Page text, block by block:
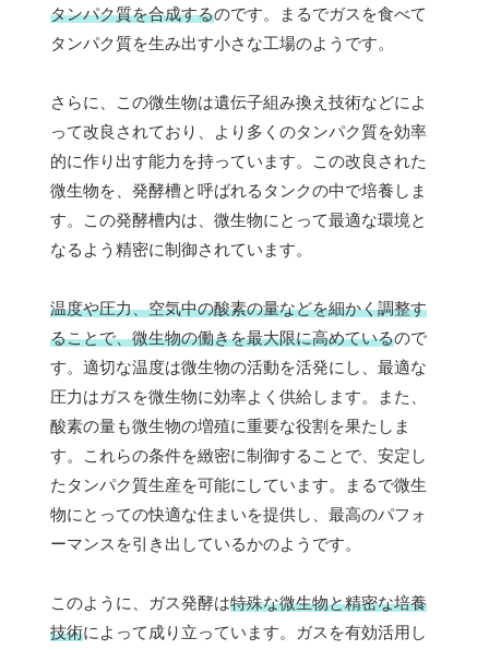
タンパク質を合成するのです。まるでガスを食べて
タンパク質を生み出す小さな工場のようです。
さらに、この微生物は遺伝子組み換え技術などによ
って改良されており、より多くのタンパク質を効率
的に作り出す能力を持っています。この改良された
微生物を、発酵槽と呼ばれるタンクの中で培養しま
す。この発酵槽内は、微生物にとって最適な環境と
なるよう精密に制御されています。
温度や圧力、空気中の酸素の量などを細かく調整す
ることで、微生物の働きを最大限に高めているので
す。適切な温度は微生物の活動を活発にし、最適な
圧力はガスを微生物に効率よく供給します。また、
酸素の量も微生物の増殖に重要な役割を果たしま
す。これらの条件を緻密に制御することで、安定し
たタンパク質生産を可能にしています。まるで微生
物にとっての快適な住まいを提供し、最高のパフォ
ーマンスを引き出しているかのようです。
このように、ガス発酵は特殊な微生物と精密な培養
技術によって成り立っています。ガスを有効活用し